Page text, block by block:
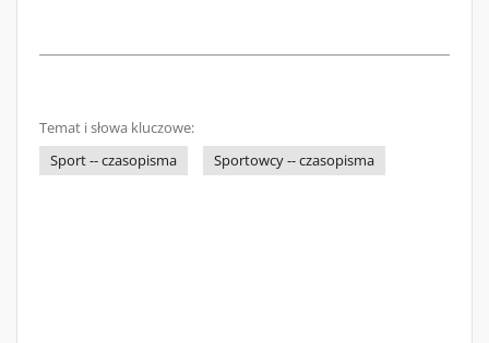
Temat i słowa kluczowe:
Sport -- czasopisma
Sportowcy -- czasopisma